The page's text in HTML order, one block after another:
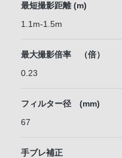
最短撮影距離 (m)
1.1m-1.5m
最大撮影倍率 （倍）
0.23
フィルター径 (mm)
67
手ブレ補正